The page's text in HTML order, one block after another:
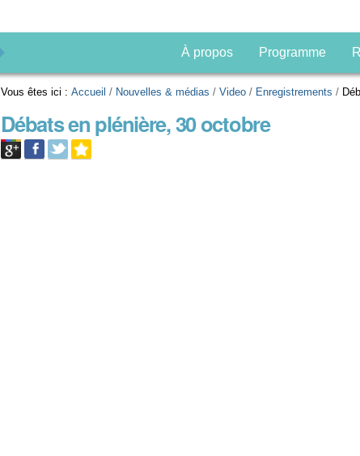
À propos Programme
Vous êtes ici : Accueil / Nouvelles & médias /Video / Enregistrements /
Débats en plénière, 30 octobre